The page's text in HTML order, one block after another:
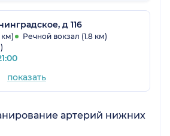
перед этим тоже поняла
всего это была реакция на
В. Была подобная реакция
Я не жалею, что обратилась
хоть буду спокойна. А ещё
с доктором по поводу
д 116
км)
Речной вокзал (1.8 км)
показать
артерий нижних